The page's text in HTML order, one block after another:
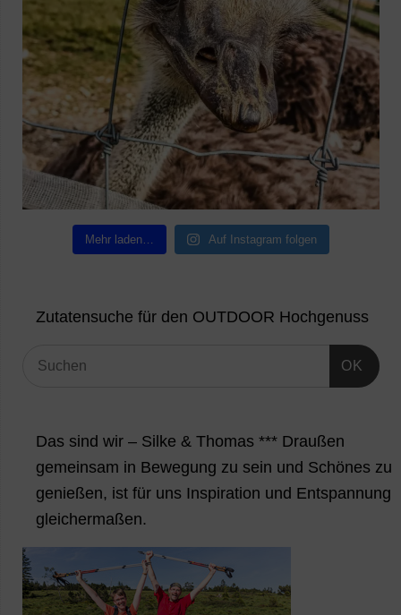
Mehr laden… Auf Instagram folgen
Zutatensuche für den OUTDOOR Hochgenuss
OK
Das sind wir – Silke & Thomas *** Draußen
gemeinsam in Bewegung zu sein und Schönes zu
genießen, ist für uns Inspiration und Entspannung
gleichermaßen.